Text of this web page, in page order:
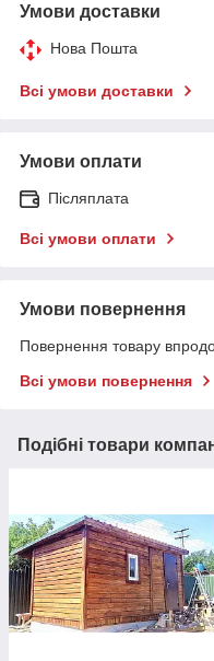
Умови доставки
Нова Пошта
Всі умови доставки
Умови оплати
Післяплата
Всі умови оплати
Умови повернення
Повернення товару
Всі умови повернення
Подібні товари